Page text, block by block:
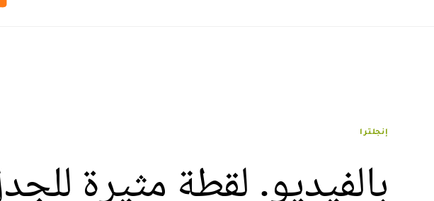
إنجلترا
بالفيديو. لقطة مثيرة